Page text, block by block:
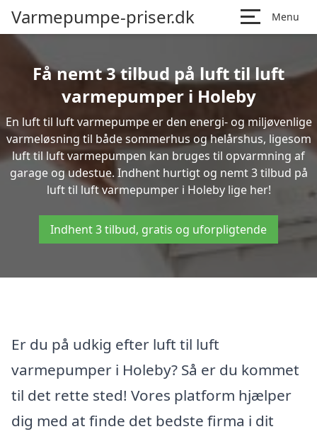
Varmepumpe-priser.dk Menu
Få nemt 3 tilbud på luft til luft
varmepumper i Holeby
En luft til luft varmepumpe er den energi- og miljøvenlige
varmeløsning til både sommerhus og helårshus, ligesom
luft til luft varmepumpen kan bruges til opvarmning af
garage og udestue. Indhent hurtigt og nemt 3 tilbud på
luft til luft varmepumper i Holeby lige her!
Indhent 3 tilbud, gratis og uforpligtende
Er du på udkig efter luft til luft
varmepumper i Holeby? Så er du kommet
til det rette sted! Vores platform hjælper
dig med at finde det bedste firma i dit